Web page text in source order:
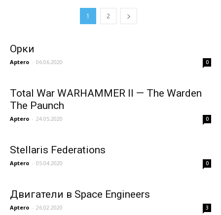
1 2
Орки
Aptero - 06.06.2020 0
Total War WARHAMMER II — The Warden
The Paunch
Aptero - 24.05.2020 0
Stellaris Federations
Aptero - 05.04.2020 0
Двигатели в Space Engineers
Aptero - 26.02.2020 3